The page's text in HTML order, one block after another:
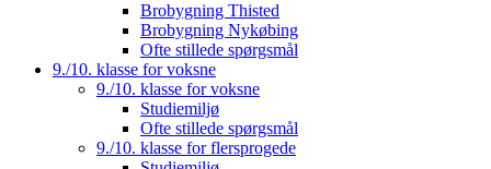
Brobygning Thisted
Brobygning Nykøbing
Ofte stillede spørgsmål
9./10. klasse for voksne
9./10. klasse for voksne
Studiemiljø
Ofte stillede spørgsmål
9./10. klasse for flersprogede